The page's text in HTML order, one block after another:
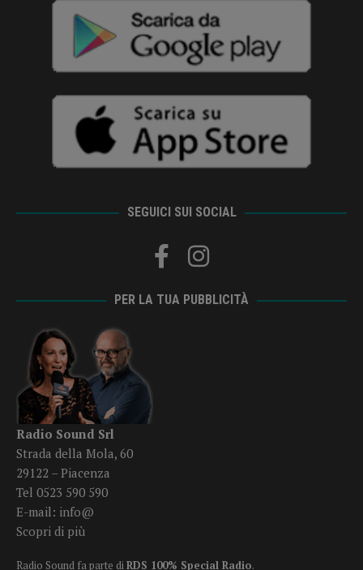
SEGUICI SUI SOCIAL
PER LA TUA PUBBLICITÀ
Radio Sound Srl
Strada della Mola, 60
29122 – Piacenza
Tel 0523 590 590
E-mail: info@
Scopri di più
Radio Sound fa parte diRDS 100% Special Radio.